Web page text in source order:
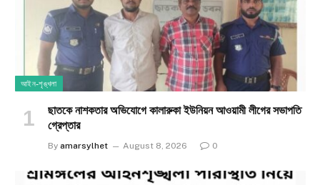
আইন-শৃঙ্খলা
ছাতকে নাশকতার অভিযোগে কালারুকা ইউনিয়ন আওয়ামী লীগের সভাপতি
গ্রেপ্তার
By amarsylhet August 8, 2026 0